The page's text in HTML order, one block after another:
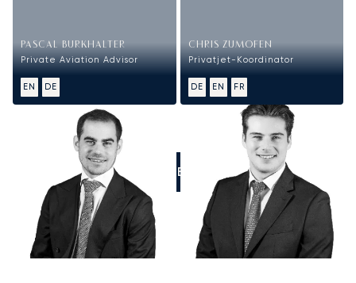
PASCAL BURKHALTER
Private Aviation Advisor
EN DE
CHRIS ZUMOFEN
Privatjet-Koordinator
DE EN FR
RUFEN SIE UNS AN